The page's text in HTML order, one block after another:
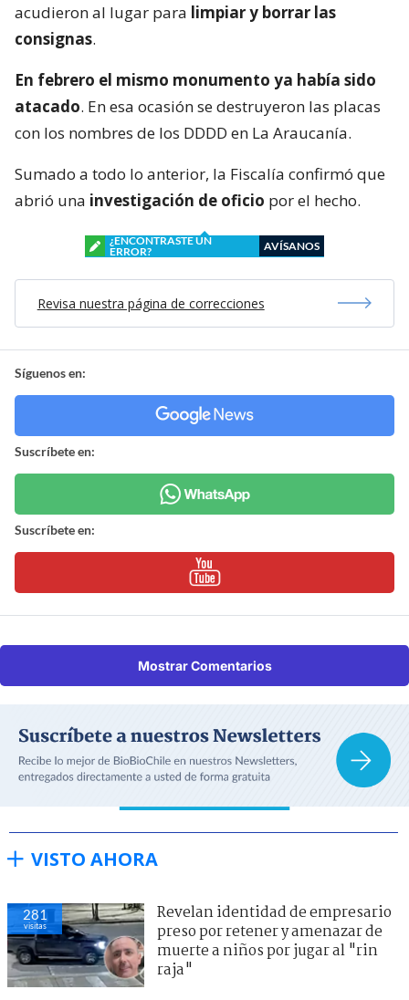
acudieron al lugar para limpiar y borrar las
consignas.
En febrero el mismo monumento ya había sido
atacado. En esa ocasión se destruyeron las placas
con los nombres de los DDDD en La Araucanía.
Sumado a todo lo anterior, la Fiscalía confirmó que
abrió una investigación de oficio por el hecho.
¿ENCONTRASTE UN
ERROR?
AVÍSANOS
Revisa nuestra página de correcciones
Síguenos en:
Suscríbete en:
Suscríbete en:
Mostrar Comentarios
VISTO AHORA
281
visitas
Revelan identidad de empresario
preso por retener y amenazar de
muerte a niños por jugar al "rin
raja"